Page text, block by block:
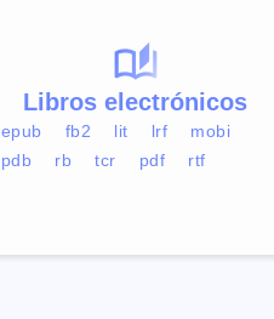
Libros electrónicos
epub fb2 lit lrf
mobi
pdb
rb tcr pdf rtf